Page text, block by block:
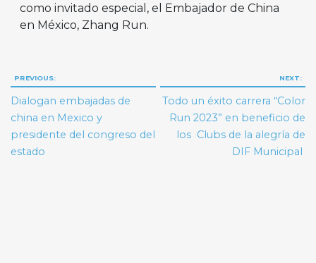
como invitado especial, el Embajador de China
en México, Zhang Run.
Navegación
de
entradas
PREVIOUS:
Dialogan embajadas de
china en Mexico y
presidente del congreso del
estado
NEXT:
Todo un éxito carrera “Color
Run 2023” en beneficio de
los Clubs de la alegría de
DIF Municipal